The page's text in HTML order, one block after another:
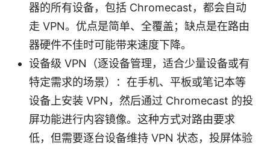
器的所有设备，包括 Chromecast，都会自动
走 VPN。优点是简单、全覆盖；缺点是在路由
器硬件不佳时可能带来速度下降。
设备级 VPN（逐设备管理，适合少量设备或有
特定需求的场景）：在手机、平板或笔记本等
设备上安装 VPN，然后通过 Chromecast 的投
屏功能进行内容镜像。这种方式对路由要求
低，但需要逐台设备维持 VPN 状态，投屏体验